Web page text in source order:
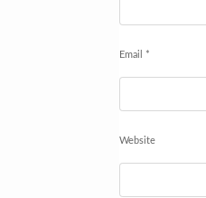
Email *
Website